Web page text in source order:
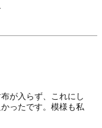
が入らず、これにし
ったです。模様も私